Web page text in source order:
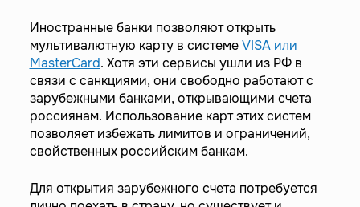
Иностранные банки позволяют открыть
мультивалютную карту в системеVISA или
MasterCard. Хотя эти сервисы ушли из РФ в
связи с санкциями, они свободно работают с
зарубежными банками, открывающими счета
россиянам. Использование карт этих систем
позволяет избежать лимитов и ограничений,
свойственных российским банкам.
Для открытия зарубежного счета потребуется